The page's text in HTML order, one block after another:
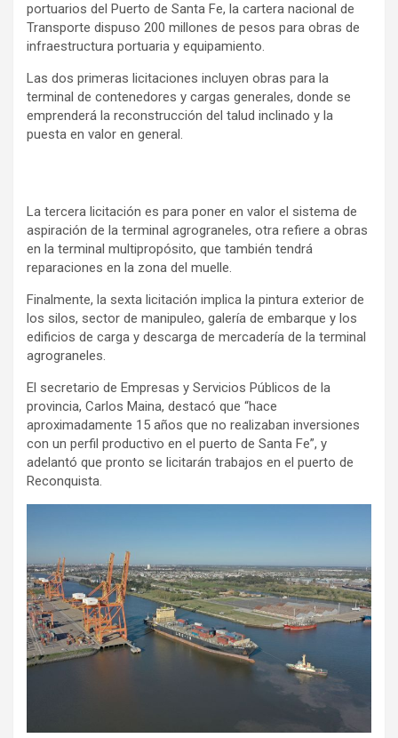
portuarios del Puerto de Santa Fe, la cartera nacional de
Transporte dispuso 200 millones de pesos para obras de
infraestructura portuaria y equipamiento.
Las dos primeras licitaciones incluyen obras para la
terminal de contenedores y cargas generales, donde se
emprenderá la reconstrucción del talud inclinado y la
puesta en valor en general.
La tercera licitación es para poner en valor el sistema de
aspiración de la terminal agrograneles, otra refiere a obras
en la terminal multipropósito, que también tendrá
reparaciones en la zona del muelle.
Finalmente, la sexta licitación implica la pintura exterior de
los silos, sector de manipuleo, galería de embarque y los
edificios de carga y descarga de mercadería de la terminal
agrograneles.
El secretario de Empresas y Servicios Públicos de la
provincia, Carlos Maina, destacó que “hace
aproximadamente 15 años que no realizaban inversiones
con un perfil productivo en el puerto de Santa Fe”, y
adelantó que pronto se licitarán trabajos en el puerto de
Reconquista.